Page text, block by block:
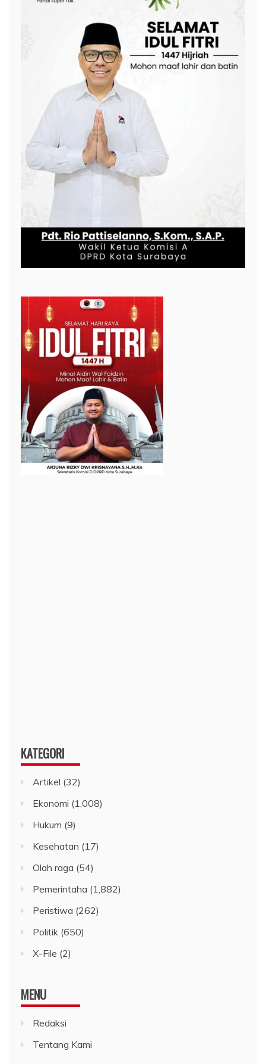
KATEGORI
Artikel (32)
Ekonomi (1,008)
Hukum (9)
Kesehatan (17)
Olah raga (54)
Pemerintaha (1,882)
Peristiwa (262)
Politik (650)
X-File (2)
MENU
Redaksi
Tentang Kami